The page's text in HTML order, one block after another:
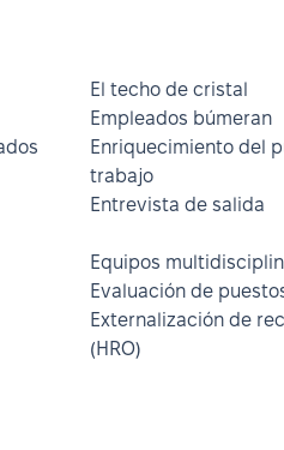
El techo de cristal
Empleados búmeran
Enriquecimiento del
trabajo
Entrevista de salida
Equipos
Evaluación de
Externalización de
(HRO)